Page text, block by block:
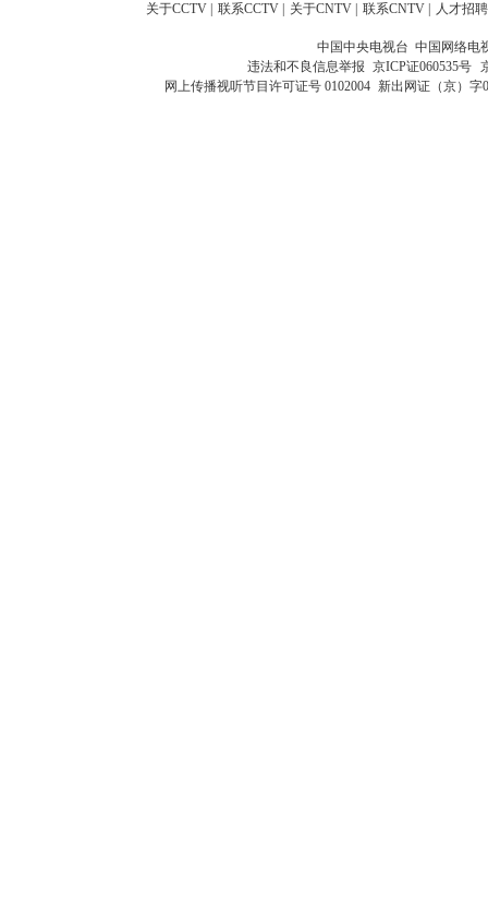
关于CCTV 联系CCTV 关于CNTV 联系CNTV 人才招聘
中国中央电视台 中国网络电
违法和不良信息举报 京ICP证060535号
网上传播视听节目许可证号 0102004 新出网证（京）